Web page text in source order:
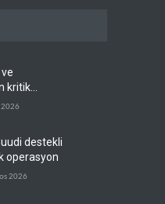
kritik
2026
destekli
operasyon
2026